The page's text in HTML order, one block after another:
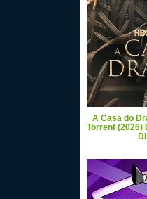
A Casa do
Torrent (2026)